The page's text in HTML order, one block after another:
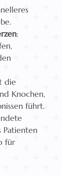
:
die
Knochen,
führt.
Patienten
für